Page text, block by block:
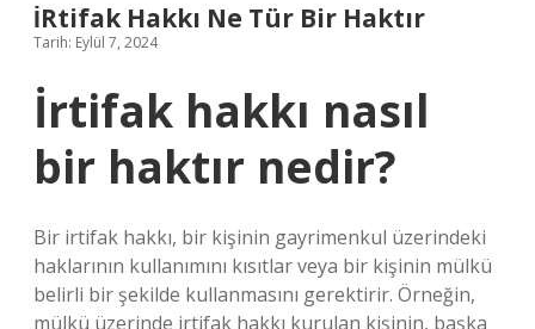
İRtifak Hakkı Ne Tür Bir Haktır
Tarih: Eylül 7, 2024
İrtifak hakkı nasıl
bir haktır nedir?
Bir irtifak hakkı, bir kişinin gayrimenkul üzerindeki
haklarının kullanımını kısıtlar veya bir kişinin mülkü
belirli bir şekilde kullanmasını gerektirir. Örneğin,
mülkü üzerinde irtifak hakkı kurulan kişinin, başka